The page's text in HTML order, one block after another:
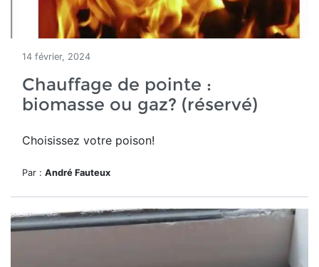
14 février, 2024
Chauffage de pointe :
biomasse ou gaz? (réservé)
Choisissez votre poison!
Par : André Fauteux